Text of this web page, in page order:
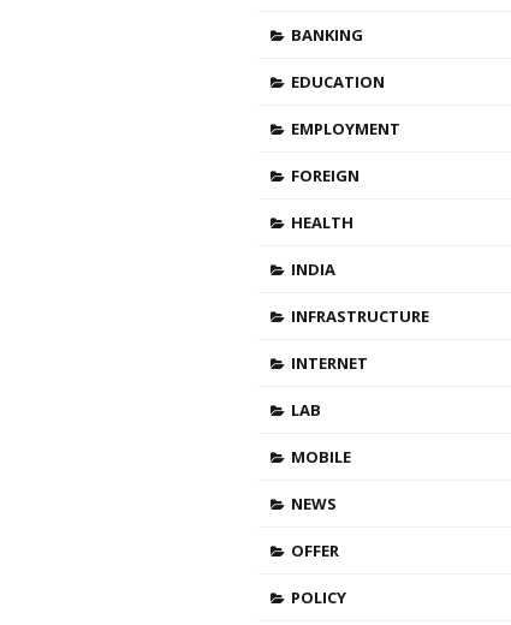
BANKING
EDUCATION
EMPLOYMENT
FOREIGN
HEALTH
INDIA
INFRASTRUCTURE
INTERNET
LAB
MOBILE
NEWS
OFFER
POLICY